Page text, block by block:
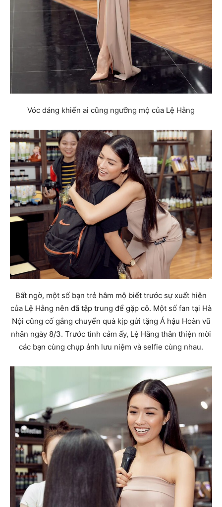
Vóc dáng khiến ai cũng ngưỡng mộ của Lệ Hằng
Bất ngờ, một số bạn trẻ hâm mộ biết trước sự xuất hiện
của Lệ Hằng nên đã tập trung để gặp cô. Một số fan tại Hà
Nội cũng cố gắng chuyển quà kịp gửi tặng Á hậu Hoàn vũ
nhân ngày 8/3. Trước tình cảm ấy, Lệ Hằng thân thiện mời
các bạn cùng chụp ảnh lưu niệm và selfie cùng nhau.